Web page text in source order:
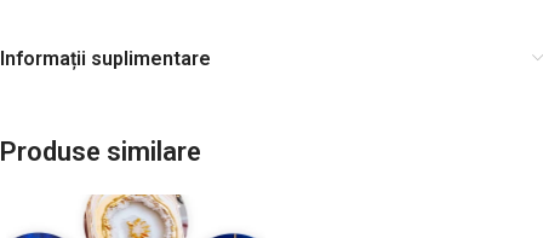
Informații suplimentare
Produse similare